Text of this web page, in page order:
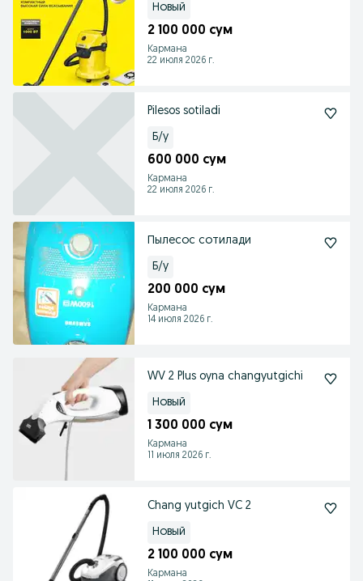
Новый
2 100 000 сум
Кармана
22 июля 2026 г.
Pilesos sotiladi
Б/у
600 000 сум
Кармана
22 июля 2026 г.
Пылесос сотилади
Б/у
200 000 сум
Кармана
14 июля 2026 г.
WV 2 Plus oyna changyutgichi
Новый
1 300 000 сум
Кармана
11 июля 2026 г.
Chang yutgich VC 2
Новый
2 100 000 сум
Кармана